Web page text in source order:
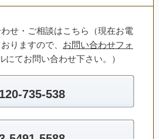
せ・ご相談はこちら（現在お電
りますので、 お問い合わせフォ
にてお問い合わせ下さい。）
735-538